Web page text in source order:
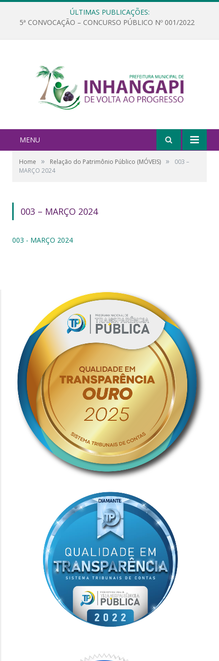
ÚLTIMAS PUBLICAÇÕES:
5ª CONVOCAÇÃO – CONCURSO PÚBLICO Nº 001/2022
MENU
Home » Relação do Patrimônio Público (MÓVEIS) »
003 –
MARÇO 2024
003 – MARÇO 2024
003 - MARÇO 2024